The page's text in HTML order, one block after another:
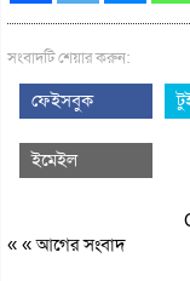
সংবাদটি শেয়ার করুন:
ফেইসবুক
ইমেইল
« «আগের সংবাদ